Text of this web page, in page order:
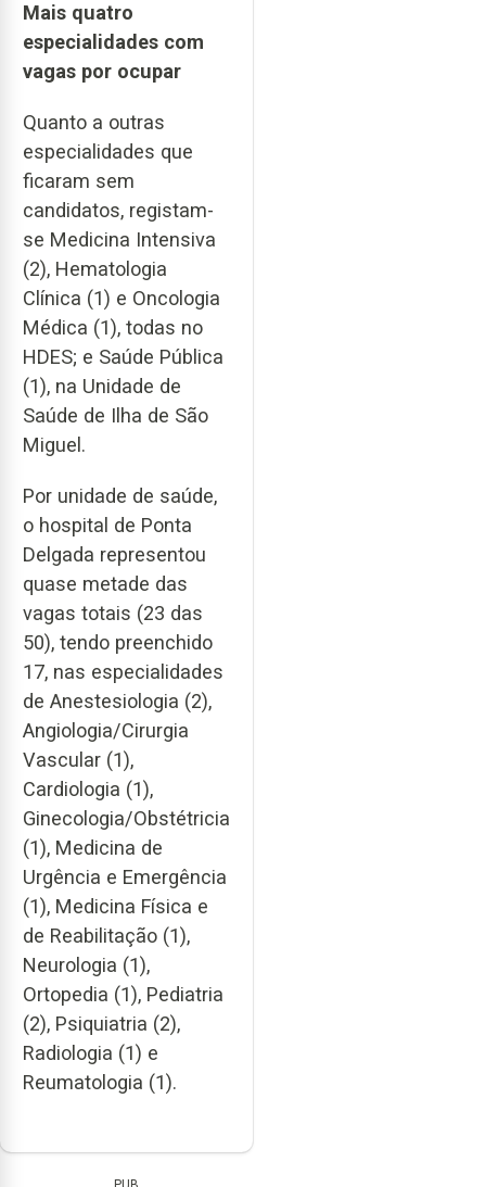
Mais quatro
especialidades com
vagas por ocupar
Quanto a outras
especialidades que
ficaram sem
candidatos, registam-
se Medicina Intensiva
(2), Hematologia
Clínica (1) e Oncologia
Médica (1), todas no
HDES; e Saúde Pública
(1), na Unidade de
Saúde de Ilha de São
Miguel.
Por unidade de saúde,
o hospital de Ponta
Delgada representou
quase metade das
vagas totais (23 das
50), tendo preenchido
17, nas especialidades
de Anestesiologia (2),
Angiologia/Cirurgia
Vascular (1),
Cardiologia (1),
Ginecologia/Obstétricia
(1), Medicina de
Urgência e Emergência
(1), Medicina Física e
de Reabilitação (1),
Neurologia (1),
Ortopedia (1), Pediatria
(2), Psiquiatria (2),
Radiologia (1) e
Reumatologia (1).